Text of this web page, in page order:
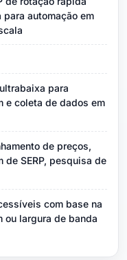
para automação em
para
e coleta de dados em
de preços,
de SERP, pesquisa de
com base na
ou largura de banda